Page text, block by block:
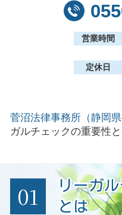
営業時間
定休日
菅沼法律事務所（静岡県
ガルチェックの重要性
01
リーガ
とは